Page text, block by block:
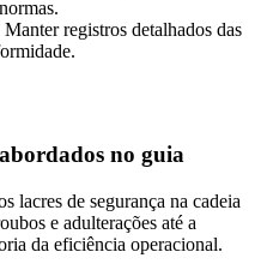
Manter registros detalhados das
no guia
lacres de segurança na cadeia
e adulterações até a
da eficiência operacional.